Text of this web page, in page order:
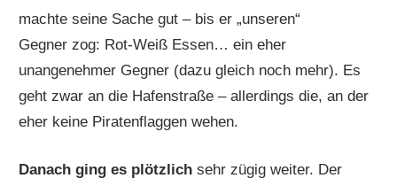
machte seine Sache gut – bis er „unseren“
Gegner zog: Rot-Weiß Essen… ein eher
unangenehmer Gegner (dazu gleich noch mehr). Es
geht zwar an die Hafenstraße – allerdings die, an der
eher keine Piratenflaggen wehen.
Danach ging es plötzlichsehr zügig weiter. Der